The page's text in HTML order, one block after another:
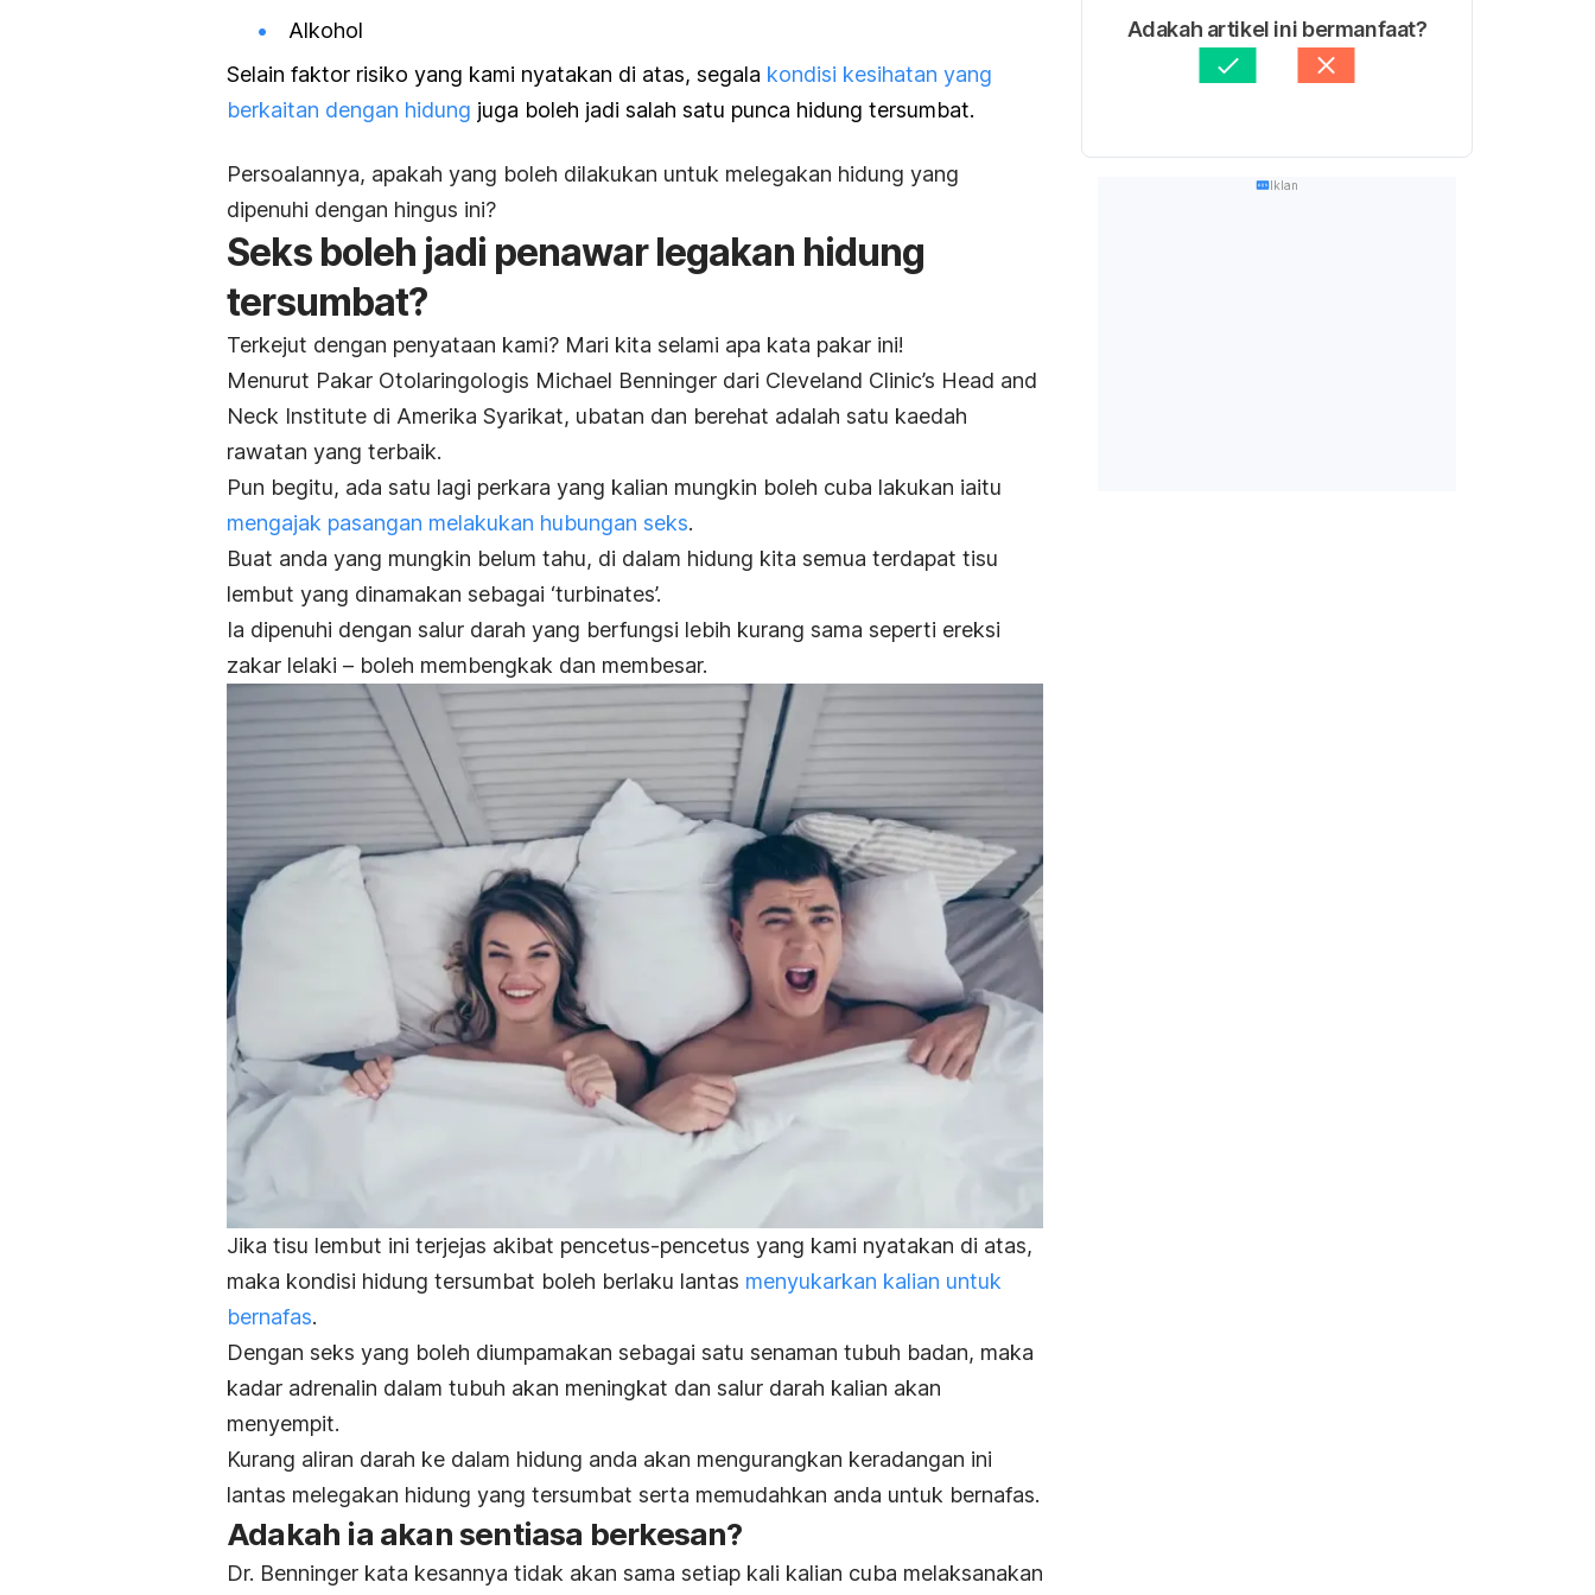
Alkohol
Selain faktor risiko yang kami nyatakan di atas, segala kondisi kesihatan yang
berkaitan dengan hidung juga boleh jadi salah satu punca hidung tersumbat.
Persoalannya, apakah yang boleh dilakukan untuk melegakan hidung yang
dipenuhi dengan hingus ini?
Seks boleh jadi penawar legakan hidung
tersumbat?
Terkejut dengan penyataan kami? Mari kita selami apa kata pakar ini!
Menurut Pakar Otolaringologis Michael Benninger dari Cleveland Clinic’s Head and
Neck Institute di Amerika Syarikat, ubatan dan berehat adalah satu kaedah
rawatan yang terbaik.
Pun begitu, ada satu lagi perkara yang kalian mungkin boleh cuba lakukan iaitu
mengajak pasangan melakukan hubungan seks.
Buat anda yang mungkin belum tahu, di dalam hidung kita semua terdapat tisu
lembut yang dinamakan sebagai ‘turbinates’.
Ia dipenuhi dengan salur darah yang berfungsi lebih kurang sama seperti ereksi
zakar lelaki – boleh membengkak dan membesar.
Jika tisu lembut ini terjejas akibat pencetus-pencetus yang kami nyatakan di atas,
maka kondisi hidung tersumbat boleh berlaku lantas menyukarkan kalian untuk
bernafas.
Dengan seks yang boleh diumpamakan sebagai satu senaman tubuh badan, maka
kadar adrenalin dalam tubuh akan meningkat dan salur darah kalian akan
menyempit.
Kurang aliran darah ke dalam hidung anda akan mengurangkan keradangan ini
lantas melegakan hidung yang tersumbat serta memudahkan anda untuk bernafas.
Adakah ia akan sentiasa berkesan?
Dr. Benninger kata kesannya tidak akan sama setiap kali kalian cuba melaksanakan
Adakah artikel ini bermanfaat?
Iklan